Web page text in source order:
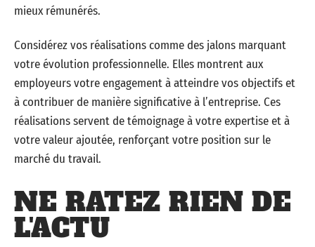
mieux rémunérés.
Considérez vos réalisations comme des jalons marquant
votre évolution professionnelle. Elles montrent aux
employeurs votre engagement à atteindre vos objectifs et
à contribuer de manière significative à l’entreprise. Ces
réalisations servent de témoignage à votre expertise et à
votre valeur ajoutée, renforçant votre position sur le
marché du travail.
NE RATEZ RIEN DE
L'ACTU